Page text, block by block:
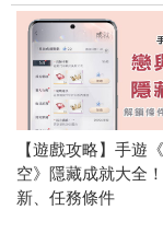
【遊戲攻略】手遊
空》隱藏成就大全
新、任務條件